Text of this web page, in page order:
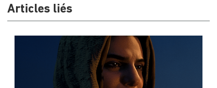
Articles liés